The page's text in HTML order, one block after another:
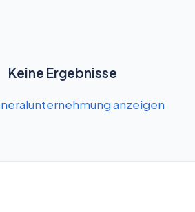
Keine Ergebnisse
anzeigen